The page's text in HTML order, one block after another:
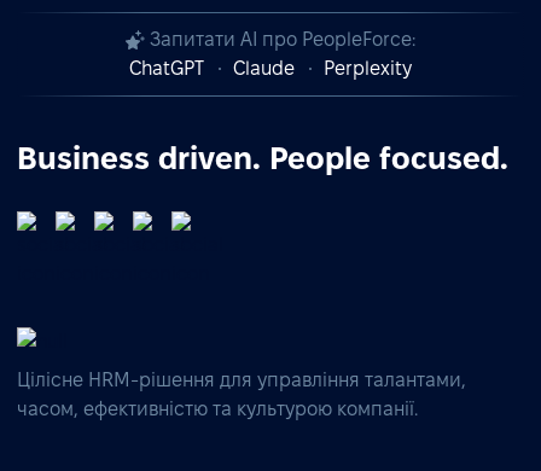
Запитати AI про PeopleForce:
ChatGPT
Claude Perplexity
Business driven. People focused.
Цілісне HRM-рішення для управління талантами,
часом, ефективністю та культурою компанії.